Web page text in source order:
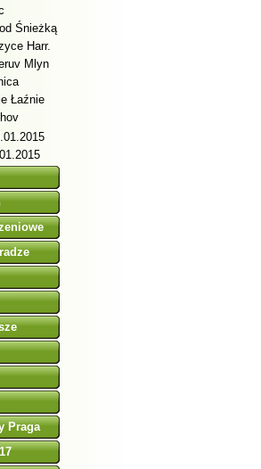
Śnieżką
Harr.
Mlyn
Łaźnie
Praga